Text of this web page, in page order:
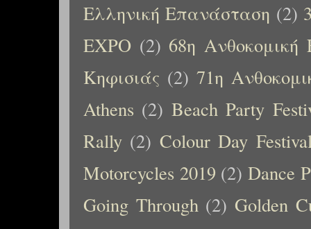
Ελληνική Επανάσταση (2)
EXPO (2) 68η Ανθοκομική
Κηφισιάς (2) 71η
Athens (2) Beach Party
Rally (2) Colour Day
Motorcycles 2019 (2) Dance
Going Through (2) Golden